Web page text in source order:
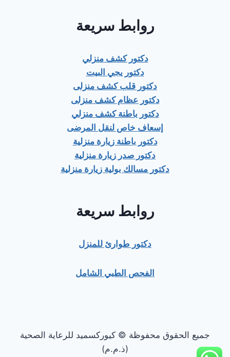
روابط سريعة
دكتور كشف منزلي
دكتور يجي البيت
دكتور قلب كشف منزلى
دكتور عظام كشف منزلى
دكتور باطنة كشف منزلي
إسعاف خاص لنقل المرضى
دكتور باطنة زيارة منزلية
دكتور صدر زيارة منزلية
دكتور مسالك بولية زيارة منزلية
روابط سريعة
دكتور طوارئ للمنزل
الفحص الطبي الشامل
جميع الحقوق محفوظة © كيوركسميد للرعاية الصحية
(ذ.م.م)